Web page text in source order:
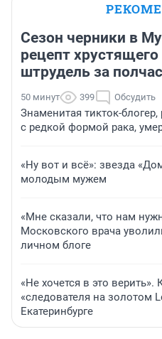
Сезон черники в
рецепт хрустящего
штрудель за
50 минут 399 Обсудить
Знаменитая тикток-
с редкой формой рака,
«Ну вот и всё»: звезда
молодым мужем
«Мне сказали, что нам
Московского врача
личном блоге
«Не хочется в это
«следователя на золотом
Екатеринбурге